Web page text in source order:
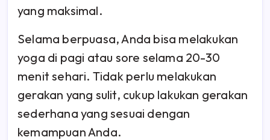
yang maksimal.
Selama berpuasa, Anda bisa melakukan
yoga di pagi atau sore selama 20-30
menit sehari. Tidak perlu melakukan
gerakan yang sulit, cukup lakukan gerakan
sederhana yang sesuai dengan
kemampuan Anda.